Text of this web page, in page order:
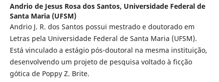
Andrio de Jesus Rosa dos Santos, Universidade Federal de
Santa Maria (UFSM)
Andrio J. R. dos Santos possui mestrado e doutorado em
Letras pela Universidade Federal de Santa Maria (UFSM).
Está vinculado a estágio pós-doutoral na mesma instituição,
desenvolvendo um projeto de pesquisa voltado à ficção
gótica de Poppy Z. Brite.